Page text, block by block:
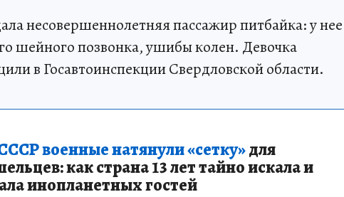
несовершеннолетняя пассажир питбайка: у нее
шейного позвонка, ушибы колен. Девочка
в Госавтоинспекции Свердловской области.
военные натянули «сетку»для
как страна 13 лет тайно искала и
инопланетных гостей